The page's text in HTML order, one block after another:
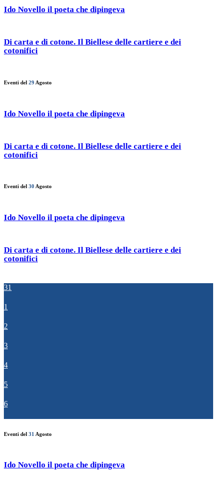
Ido Novello il poeta che dipingeva
Di carta e di cotone. Il Biellese delle cartiere e dei
cotonifici
Eventi del 29 Agosto
Ido Novello il poeta che dipingeva
Di carta e di cotone. Il Biellese delle cartiere e dei
cotonifici
Eventi del 30 Agosto
Ido Novello il poeta che dipingeva
Di carta e di cotone. Il Biellese delle cartiere e dei
cotonifici
31
1
2
3
4
5
6
Eventi del 31 Agosto
Ido Novello il poeta che dipingeva